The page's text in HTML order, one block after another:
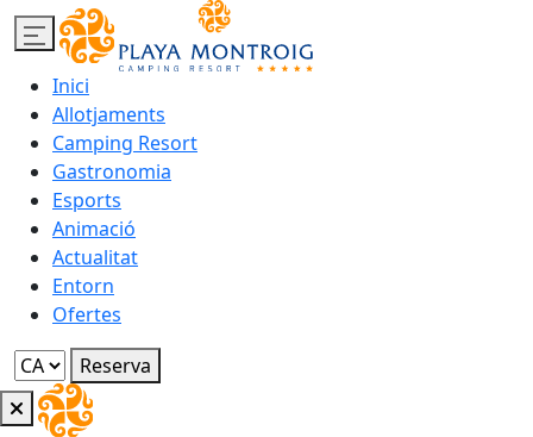
Inici
Allotjaments
Camping Resort
Gastronomia
Esports
Animació
Actualitat
Entorn
Ofertes
Reserva